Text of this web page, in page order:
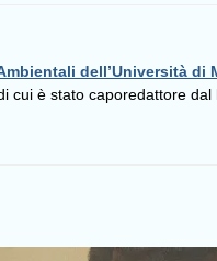
dell’Università di
di cui è stato caporedattore